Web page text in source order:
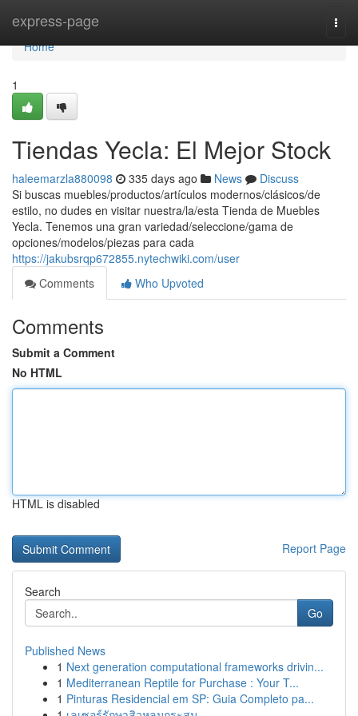
express-page
Home
Home
1
Tiendas Yecla: El Mejor Stock
haleemarzla880098 335 days ago News
Discuss
Si buscas muebles/productos/artículos modernos/clásicos/de
estilo, no dudes en visitar nuestra/la/esta Tienda de Muebles
Yecla. Tenemos una gran variedad/seleccione/gama de
opciones/modelos/piezas para cada
https://jakubsrqp672855.nytechwiki.com/user
Comments
Who Upvoted
Comments
Submit a Comment
No HTML
HTML is disabled
Report Page
Search
Go
Published News
1 Next generation computational frameworks drivin...
1 Mediterranean Reptile for Purchase : Your T...
1 Pinturas Residencial em SP: Guia Completo pa...